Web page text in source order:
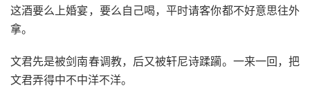
这酒要么上婚宴，要么自己喝，平时请客你都不好意思往外
拿。
文君先是被剑南春调教，后又被轩尼诗蹂躏。一来一回，把
文君弄得中不中洋不洋。